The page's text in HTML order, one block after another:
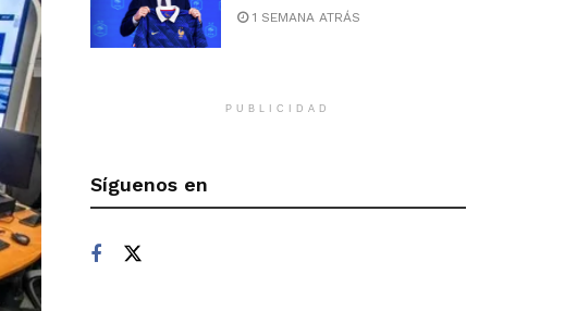
1 SEMANA ATRÁS
PUBLICIDAD
Síguenos en